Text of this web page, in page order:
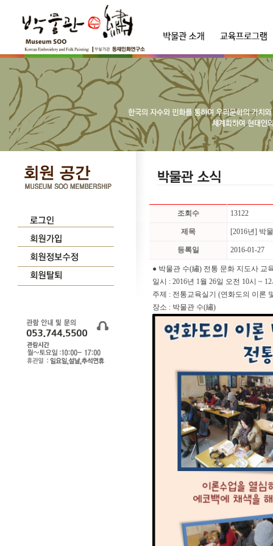
조회수 13122
제목 [2016년] 박
등록일 2016-01-27
● 박물관 수(繡) 전통 문화 지도사 교
일시 : 2016년 1월 26일 오전 10시 ~
주제 : 전통교육실기 (연화도의 이론
장소 : 박물관 수(繡)